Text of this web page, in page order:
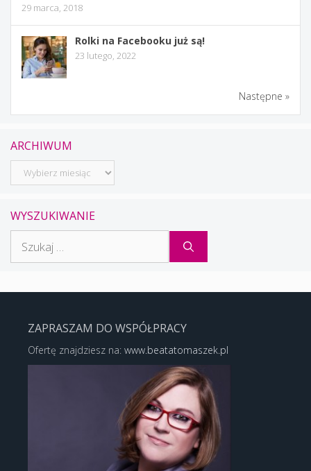
29 marca, 2018
Rolki na Facebooku już są!
23 lutego, 2022
Następne »
ARCHIWUM
Archiwum
WYSZUKIWANIE
ZAPRASZAM DO WSPÓŁPRACY
Ofertę znajdziesz na: www.beatatomaszek.pl